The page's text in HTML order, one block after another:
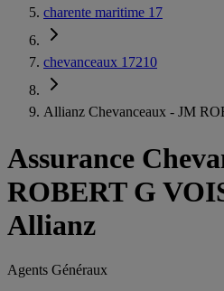
charente maritime 17
chevanceaux 17210
Allianz Chevanceaux - JM
Assurance
ROBERT G
Allianz
Agents Généraux